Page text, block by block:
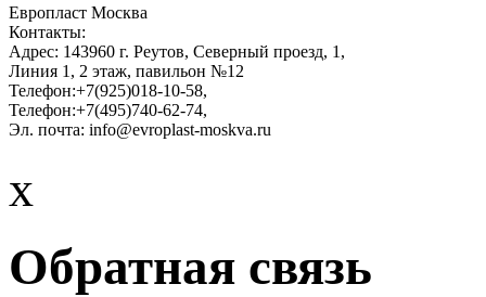
Европласт Москва
Контакты:
Адрес: 143960 г. Реутов, Северный проезд, 1 ,
Линия 1, 2 этаж, павильон №12
Телефон:+7(925)018-10-58,
Телефон:+7(495)740-62-74,
Эл. почта: info@evroplast-moskva.ru
x
Обратная связь